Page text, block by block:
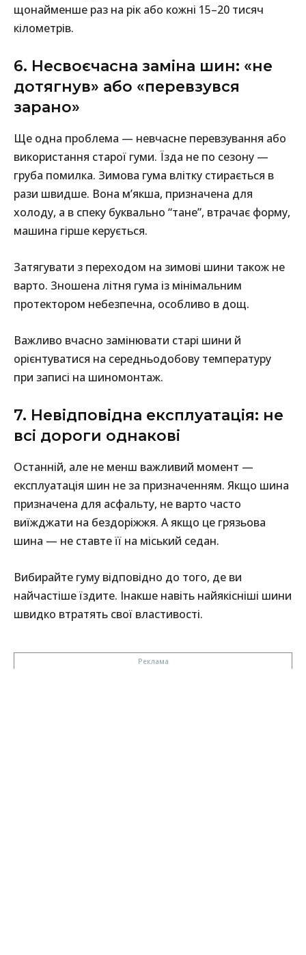
щонайменше раз на рік або кожні 15–20 тисяч
кілометрів.
6. Несвоєчасна заміна шин: «не
дотягнув» або «перевзувся
зарано»
Ще одна проблема — невчасне перевзування або
використання старої гуми. Їзда не по сезону —
груба помилка. Зимова гума влітку стирається в
рази швидше. Вона м’якша, призначена для
холоду, а в спеку буквально “тане”, втрачає форму,
машина гірше керується.
Затягувати з переходом на зимові шини також не
варто. Зношена літня гума із мінімальним
протектором небезпечна, особливо в дощ.
Важливо вчасно замінювати старі шини й
орієнтуватися на середньодобову температуру
при записі на шиномонтаж.
7. Невідповідна експлуатація: не
всі дороги однакові
Останній, але не менш важливий момент —
експлуатація шин не за призначенням. Якщо шина
призначена для асфальту, не варто часто
виїжджати на бездоріжжя. А якщо це грязьова
шина — не ставте її на міський седан.
Вибирайте гуму відповідно до того, де ви
найчастіше їздите. Інакше навіть найякісніші шини
швидко втратять свої властивості.